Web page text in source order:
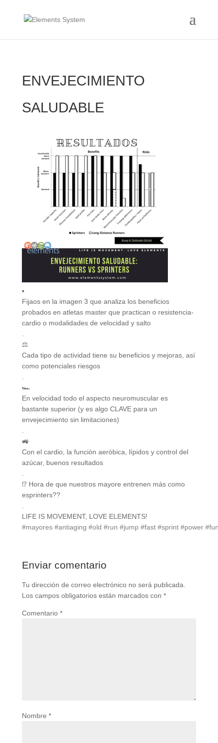
ENVEJECIMIENTO
SALUDABLE
▪️
Fijaos en la imagen 3 que analiza los beneficios
probados en atletas master que practican o resistencia-
cardio o modalidades de velocidad y salto
⚖️
Cada tipo de actividad tiene su beneficios y mejoras, así
como potenciales riesgos
🏎
En velocidad todo el aspecto neuromuscular es
bastante superior (y es algo CLAVE para un
envejecimiento sin limitaciones)
🚜
Con el cardio, la funciòn aeròbica, lípidos y control del
azúcar, buenos resultados
⁉️ Hora de que nuestros mayore entrenen más como
esprinters??
LIFE IS MOVEMENT, LOVE ELEMENTS!
#mayores #antiaging #old #run #jump #fast #sprint #power
Enviar comentario
Tu dirección de correo electrónico no será publicada.
Los campos obligatorios están marcados con *
Comentario *
Nombre *